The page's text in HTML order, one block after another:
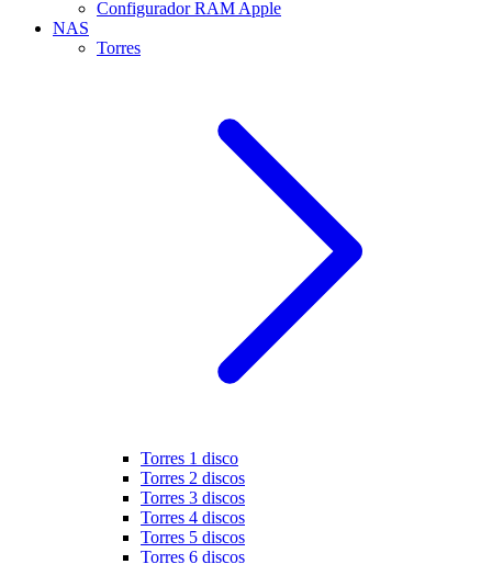
Configurador RAM Apple
NAS
Torres
Torres 1 disco
Torres 2 discos
Torres 3 discos
Torres 4 discos
Torres 5 discos
Torres 6 discos